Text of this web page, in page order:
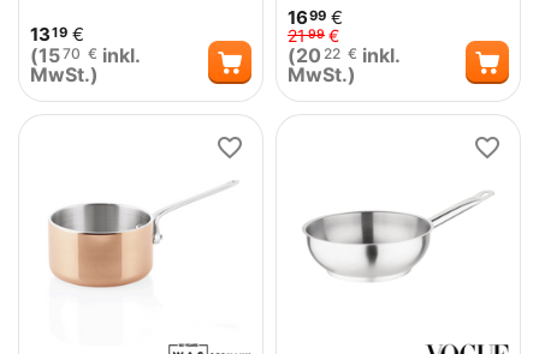
1319 €
(1570 € inkl.
MwSt.)
1699 €
2199 €
(20 22 € inkl.
MwSt.)